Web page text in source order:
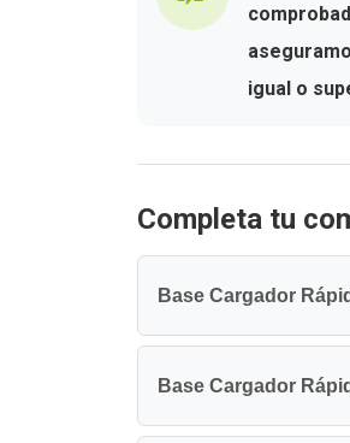
igual o
Completa tu
Base Cargador
Base Cargador